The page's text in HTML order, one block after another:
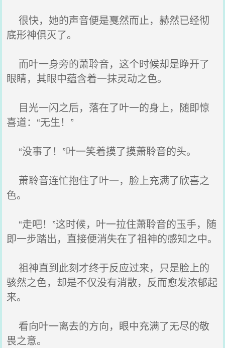
很快，她的声音便是戛然而止，赫然已经彻
底形神俱灭了。
而叶一身旁的萧聆音，这个时候却是睁开了
眼睛，其眼中蕴含着一抹灵动之色。
目光一闪之后，落在了叶一的身上，随即惊
喜道：“无生！”
“没事了！”叶一笑着摸了摸萧聆音的头。
萧聆音连忙抱住了叶一，脸上充满了欣喜之
色。
“走吧！”这时候，叶一拉住萧聆音的玉手，随
即一步踏出，直接便消失在了祖神的感知之中。
祖神直到此刻才终于反应过来，只是脸上的
骇然之色，却是不仅没有消散，反而愈发浓郁起
来。
看向叶一离去的方向，眼中充满了无尽的敬
畏之意。